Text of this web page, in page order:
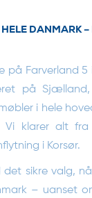
DANMARK –
på Farverland 5
på
i hele
Vi klarer alt
i Korsør.
det sikre valg,
– uanset